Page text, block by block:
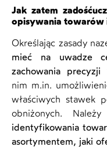
Jak zatem
opisywania towarów
Określając zasady
mieć na uwadze
zachowania
nim m.in.
właściwych stawek
obniżonych.
identyfikowania
asortymentem, jaki